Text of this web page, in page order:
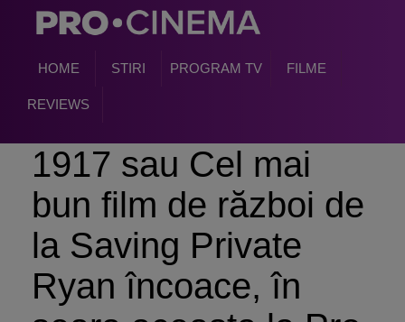
HOME STIRI PROGRAM TV FILME
REVIEWS
1917 sau Cel mai
bun film de război de
la Saving Private
Ryan încoace, în